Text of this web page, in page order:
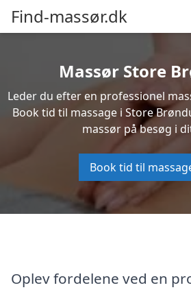
Find-massør.dk
Massør Store
Leder du efter en professionel
Book tid til massage i Store
massør på besøg i
Book tid til
Oplev fordelene ved en